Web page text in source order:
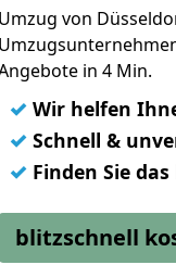
Umzug von
in 4 Min.
✓ Wir helfen
✓ Schnell &
✓ Finden Sie
blitzschnell